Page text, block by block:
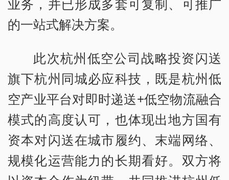
业务，并已形成多套可复制、可推广
的一站式解决方案。
此次杭州低空公司战略投资闪送
旗下杭州同城必应科技，既是杭州低
空产业平台对即时递送+低空物流融合
模式的高度认可，也体现出地方国有
资本对闪送在城市履约、末端网络、
规模化运营能力的长期看好。双方将